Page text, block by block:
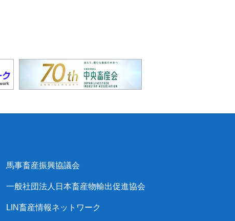
馬事畜産振興協議会
一般社団法人日本畜産物輸出促進協会
LIN畜産情報ネットワーク